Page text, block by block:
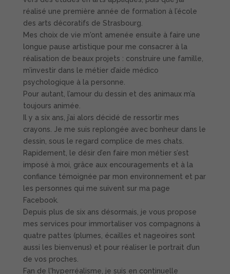
réalisé une première année de formation à l’école
des arts décoratifs de Strasbourg.
Mes choix de vie m'ont amenée ensuite à faire une
longue pause artistique pour me consacrer à la
réalisation de beaux projets : construire une famille,
m’investir dans le métier d’aide médico
psychologique à la personne.
Pour autant, l’amour du dessin et des animaux m’a
toujours animée.
Il y a six ans, j’ai alors décidé de ressortir mes
crayons. Je me suis replongée avec bonheur dans le
dessin, sous le regard complice de mes chats.
Rapidement, le désir d’en faire mon métier s’est
imposé à moi, grâce aux encouragements et à la
confiance témoignée par mon environnement et par
les personnes qui me suivent sur ma page
Facebook.
Depuis plus de six ans désormais, je vous propose
mes services pour immortaliser vos compagnons à
quatre pattes (plumes, écailles et nageoires sont
aussi les bienvenus) et pour réaliser le portrait d’un
de vos proches.
Fan de l'hyperréalisme, je suis en continuelle